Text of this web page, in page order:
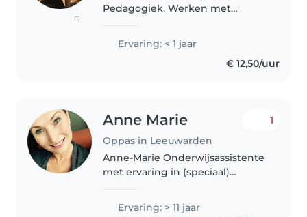
(1)
Pedagogiek. Werken met
ik voor leer. Ik vind het
belangrijk dat kinderen zich
Ervaring: < 1 jaar
€ 12,50/uur
Anne Marie
Oppas in Leeuwarden
1
Anne-Marie Onderwijsassistente
met ervaring in (speciaal)
begeleiding. Rustig, met een
Ervaring: > 11 jaar